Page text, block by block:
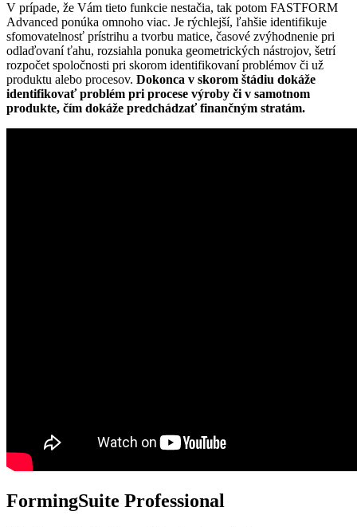
V prípade, že Vám tieto funkcie nestačia, tak potom FASTFORM
Advanced ponúka omnoho viac. Je rýchlejší, ľahšie identifikuje
sfomovatelnosť prístrihu a tvorbu matice, časové zvýhodnenie pri
odlaďovaní ťahu, rozsiahla ponuka geometrických nástrojov, šetrí
rozpočet spoločnosti pri skorom identifikovaní problémov či už
produktu alebo procesov. Dokonca v skorom štádiu dokáže
identifikovať problém pri procese výroby či v samotnom
produkte, čím dokáže predchádzať finančným stratám.
FormingSuite Professional